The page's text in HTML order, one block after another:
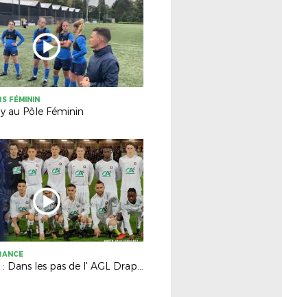
FÉMININ
au Pôle Féminin
7ème tour : Dans les pas de l' AGL Drapeau Fougères !